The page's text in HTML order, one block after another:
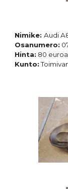
Nimike:Audi
Osanumero:
Hinta: 80
Kunto: